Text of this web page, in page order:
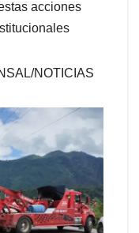
acciones
NOTICIAS